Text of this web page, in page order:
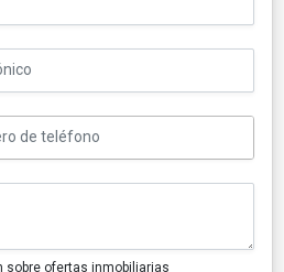
sobre ofertas inmobiliarias